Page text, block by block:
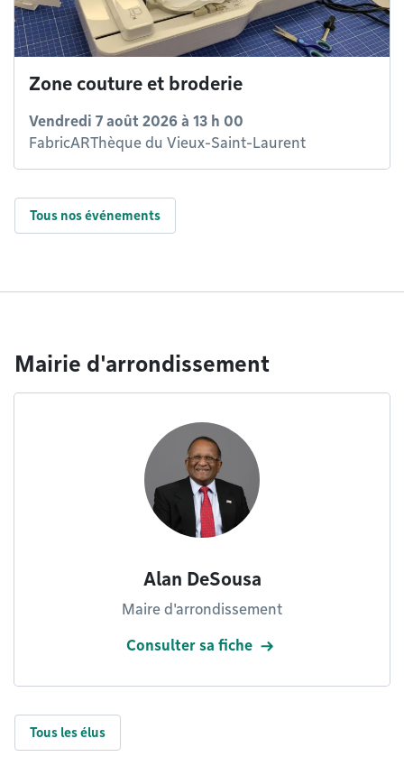
Zone couture et broderie
Vendredi 7 août 2026 à 13 h 00
FabricARThèque du Vieux-Saint-Laurent
Tous nos événements
Mairie d'arrondissement
Alan DeSousa
Maire d'arrondissement
Consulter sa fiche
Tous les élus